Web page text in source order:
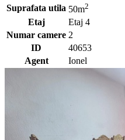
Suprafata utila 50m2
Etaj
Etaj 4
Numar camere 2
ID
40653
Agent
Ionel